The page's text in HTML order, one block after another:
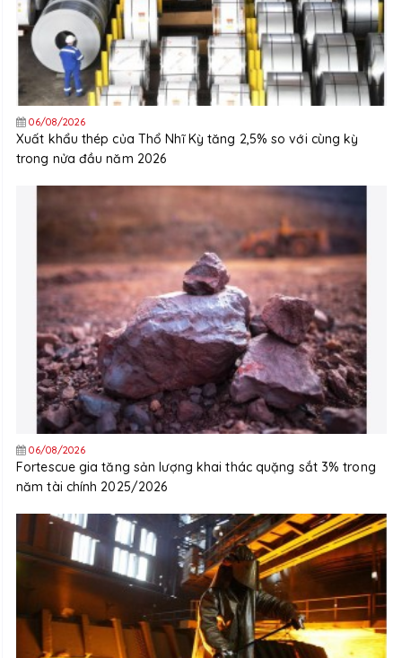
06/08/2026
Xuất khẩu thép của Thổ Nhĩ Kỳ tăng 2,5% so với cùng kỳ
trong nửa đầu năm 2026
06/08/2026
Fortescue gia tăng sản lượng khai thác quặng sắt 3% trong
năm tài chính 2025/2026